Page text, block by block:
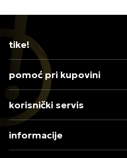
tike!
pomoć pri kupovini
korisnički servis
informacije